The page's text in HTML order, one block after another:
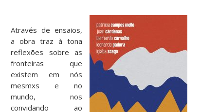
Através de ensaios,
a obra traz à tona
reflexões sobre as
fronteiras que
existem em nós
mesmxs e no
mundo, nos
convidando ao